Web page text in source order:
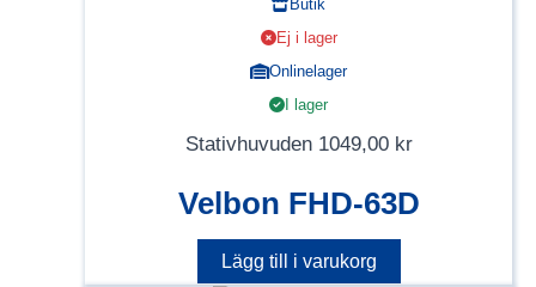
Butik
Ej i lager
Onlinelager
I lager
Stativhuvuden 1049,00 kr
Velbon FHD-63D
Lägg till i varukorg